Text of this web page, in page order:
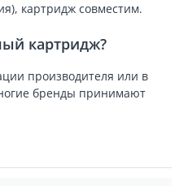
картридж совместим.
картридж?
производителя или в
бренды принимают